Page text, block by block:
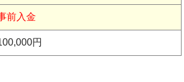
前入金
円